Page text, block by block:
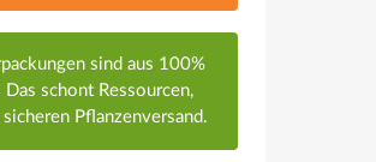
sind aus 100%
schont Ressourcen,
Pflanzenversand.